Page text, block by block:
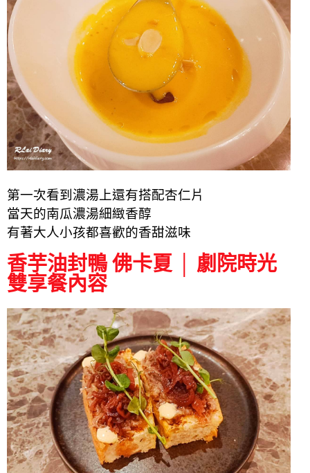
第一次看到濃湯上還有搭配杏仁片
當天的南瓜濃湯細緻香醇
有著大人小孩都喜歡的香甜滋味
香芋油封鴨 佛卡夏 │ 劇院時光
雙享餐內容